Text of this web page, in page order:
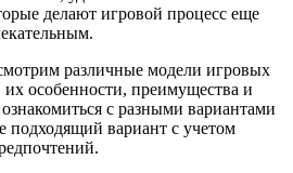
делают игровой процесс еще
различные модели игровых
их особенности, преимущества и
с разными вариантами
подходящий вариант с учетом